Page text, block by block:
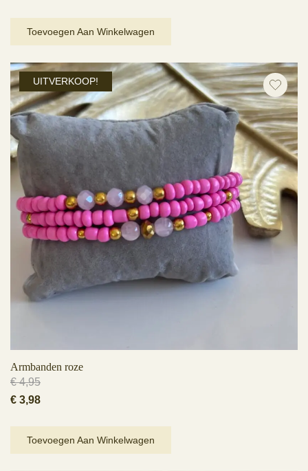
was:
€ 4,95.€ 3,47.
Toevoegen Aan Winkelwagen
UITVERKOOP!
Armbanden roze
€4,95
Oorspronkelijke
was:
€ 4,95.
€ 3,98Huidige
€ 3,98.
Toevoegen Aan Winkelwagen